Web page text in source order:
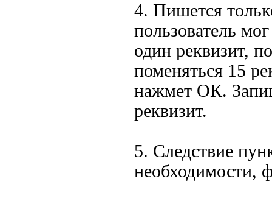
4. Пишется
пользователь
один реквизит,
поменяться 15
нажмет ОК.
реквизит.
5. Следствие
необходимости,